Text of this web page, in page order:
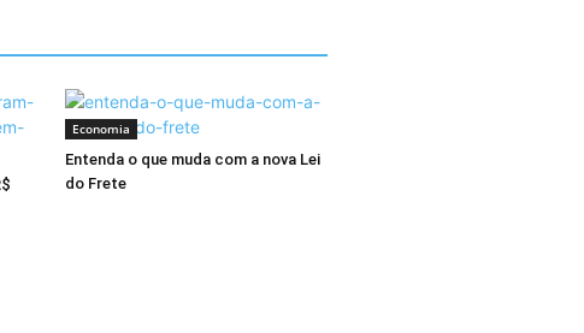
Economia
Entenda o que muda com a nova Lei
do Frete